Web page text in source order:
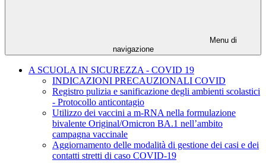
Menu di
navigazione
A SCUOLA IN SICUREZZA - COVID 19
INDICAZIONI PRECAUZIONALI COVID
Registro pulizia e sanificazione degli ambienti scolastici
- Protocollo anticontagio
Utilizzo dei vaccini a m-RNA nella formulazione
bivalente Original/Omicron BA.1 nell’ambito
campagna vaccinale
Aggiornamento delle modalità di gestione dei casi e dei
contatti stretti di caso COVID-19